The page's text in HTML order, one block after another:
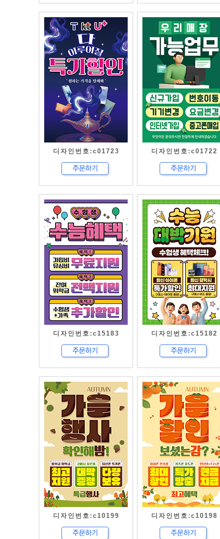
디자인번호:c01723 디자인번호:c01722
디자인번호:c15183 디자인번호:c15182
디자인번호:c10199 디자인번호:c10198